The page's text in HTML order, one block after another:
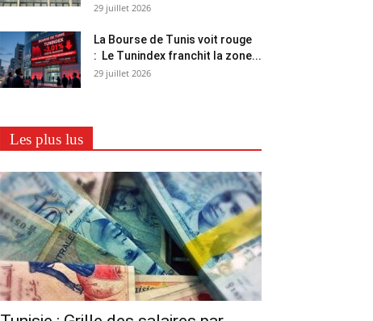
29 juillet 2026
La Bourse de Tunis voit rouge
: Le Tunindex franchit la zone...
29 juillet 2026
Les plus lus